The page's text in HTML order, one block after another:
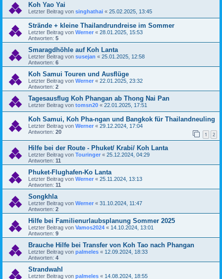
Koh Yao Yai
Letzter Beitrag von singhathai « 25.02.2025, 13:45
Strände + kleine Thailandrundreise im Sommer
Letzter Beitrag von Werner « 28.01.2025, 15:53
Antworten: 5
Smaragdhöhle auf Koh Lanta
Letzter Beitrag von susejan « 25.01.2025, 12:58
Antworten: 6
Koh Samui Touren und Ausflüge
Letzter Beitrag von Werner « 22.01.2025, 23:32
Antworten: 2
Tagesausflug Koh Phangan ab Thong Nai Pan
Letzter Beitrag von tomsn20 « 22.01.2025, 17:51
Koh Samui, Koh Pha-ngan und Bangkok für Thailandneuling
Letzter Beitrag von Werner « 29.12.2024, 17:04
Antworten: 20 1 2
Hilfe bei der Route - Phuket/ Krabi/ Koh Lanta
Letzter Beitrag von Touringer « 25.12.2024, 04:29
Antworten: 11
Phuket-Flughafen-Ko Lanta
Letzter Beitrag von Werner « 25.11.2024, 13:13
Antworten: 11
Songkhla
Letzter Beitrag von Werner « 31.10.2024, 11:47
Antworten: 2
Hilfe bei Familienurlaubsplanung Sommer 2025
Letzter Beitrag von Vamos2024 « 14.10.2024, 13:01
Antworten: 9
Brauche Hilfe bei Transfer von Koh Tao nach Phangan
Letzter Beitrag von palmeles « 12.09.2024, 18:33
Antworten: 4
Strandwahl
Letzter Beitrag von palmeles « 14.08.2024, 18:55